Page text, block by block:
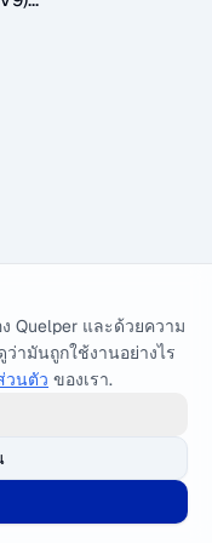
Quelper และด้วยความ
ามันถูกใช้งานอย่างไร
วนตัว ของเรา.